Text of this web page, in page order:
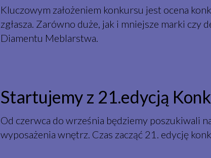
Kluczowym założeniem konkursu jest ocena
zgłasza. Zarówno duże, jak i mniejsze marki
Diamentu Meblarstwa.
Startujemy z 21.edycją
Od czerwca do września będziemy poszukiwali
wyposażenia wnętrz. Czas zacząć 21. edycję